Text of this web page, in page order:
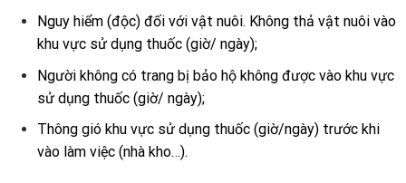
Nguy hiểm (độc) đối với vật nuôi. Không thả vật nuôi vào
khu vực sử dụng thuốc (giờ/ ngày);
Người không có trang bị bảo hộ không được vào khu vực
sử dụng thuốc (giờ/ ngày);
Thông gió khu vực sử dụng thuốc (giờ/ngày) trước khi
vào làm việc (nhà kho…).